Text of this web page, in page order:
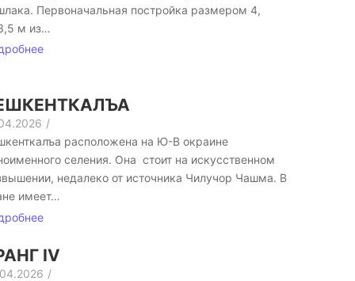
Первоначальная постройка размером 4,
м из…
/
расположена на Ю-В окраине
селения. Она стоит на искусственном
недалеко от источника Чилучор Чашма. В
имеет…
IV
/